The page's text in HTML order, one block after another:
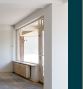
BW komt het
één of meer
zaak voor
eventueel
de zaak aan
aanwezigheid
en/of op
en risico van